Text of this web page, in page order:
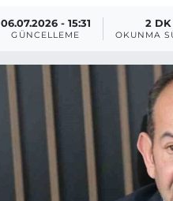
06.07.2026 - 15:31
GÜNCELLEME
2 DK
OKUNMA